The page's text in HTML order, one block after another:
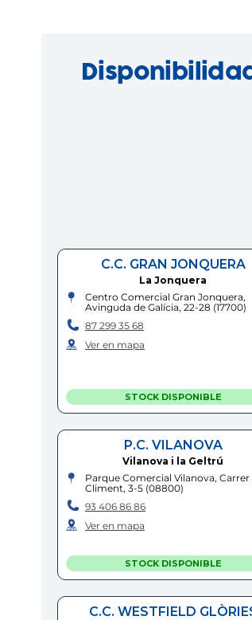
C.C. GRAN JONQUERA
La Jonquera
Centro Comercial Gran Jonquera,
Avinguda de Galícia, 22-28 (17700)
87 299 35 68
Ver en mapa
STOCK DISPONIBLE
P.C. VILANOVA
Vilanova i la Geltrú
Parque Comercial Vilanova, Carrer
Climent, 3-5(08800)
93 406 86 86
Ver en mapa
STOCK DISPONIBLE
C.C. WESTFIELD